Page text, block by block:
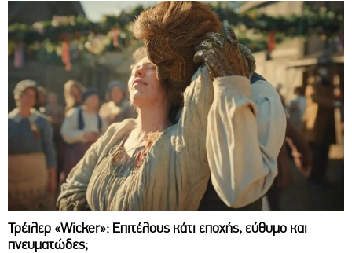
Τρέιλερ «Wicker»: Επιτέλους κάτι εποχής, εύθυμο και
πνευματώδες;